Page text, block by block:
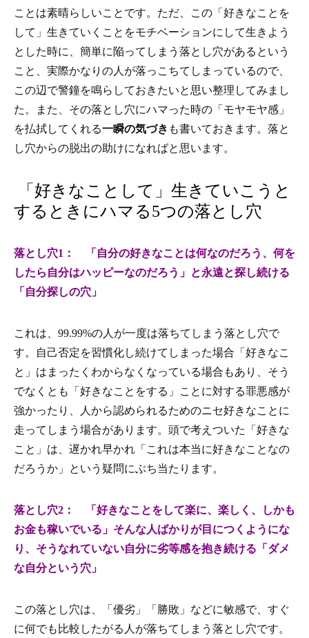
ことは素晴らしいことです。ただ、この「好きなことを
して」生きていくことをモチベーションにして生きよう
とした時に、簡単に陥ってしまう落とし穴があるという
こと、実際かなりの人が落っこちてしまっているので、
この辺で警鐘を鳴らしておきたいと思い整理してみまし
た。また、その落とし穴にハマった時の「モヤモヤ感」
を払拭してくれる一瞬の気づき も書いておきます。落と
し穴からの脱出の助けになればと思います。
「好きなことして」生きていこうと
するときにハマる5つの落とし穴
落とし穴1： 「自分の好きなことは何なのだろう、何を
したら自分はハッピーなのだろう」と永遠と探し続ける
「自分探しの穴」
これは、99.99%の人が一度は落ちてしまう落とし穴で
す。自己否定を習慣化し続けてしまった場合「好きなこ
と」はまったくわからなくなっている場合もあり、そう
でなくとも「好きなことをする」ことに対する罪悪感が
強かったり、人から認められるためのニセ好きなことに
走ってしまう場合があります。頭で考えついた「好きな
こと」は、遅かれ早かれ「これは本当に好きなことなの
だろうか」という疑問にぶち当たります。
落とし穴2： 「好きなことをして楽に、楽しく、しかも
お金も稼いでいる」そんな人ばかりが目につくようにな
り、そうなれていない自分に劣等感を抱き続ける「ダメ
な自分という穴」
この落とし穴は、「優劣」「勝敗」などに敏感で、すぐ
に何でも比較したがる人が落ちてしまう落とし穴です。